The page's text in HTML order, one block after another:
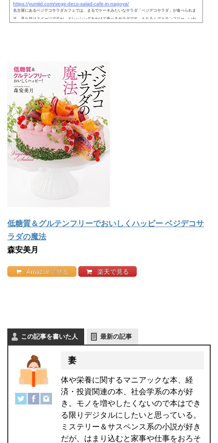
https://yumiid.com/vege-deco-salad-cafe-in-nagoya/
名古屋にあるベジデコサラダカフェでは、まるでケーキみたいなサラダ「ベジデコサラダ」が食べられま
す。見た目はスイーツですが、ドレッシングをかけて食べるサラダです。もちろんグルテンフリー。いか
低糖質＆グルテンフリーでおいしくハッピー ベジデコサ
ラダの魔法
森安美月
Amazonで見る 楽天で見る
この記事を書いた人 最新の記事
妻
体や栄養に関するマニアックな本、経
済・投資関連の本、社会学系の本が好
き。モノを増やしたくないので本はでき
る限りデジタルにしたいと思っている。
ミステリー＆サスペンス系の小説が好き
だが、はまり込むと家事や仕事をおろそ